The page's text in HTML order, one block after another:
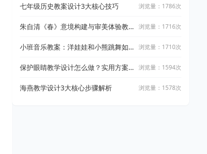
七年级历史教案设计3大核心技巧 浏览量：1786次
朱自清《春》意境构建与审美体验教
浏览量：1716次
小班音乐教案：洋娃娃和小熊跳舞如
浏览量：1710次
保护眼睛教学设计怎么做？实用方案
浏览量：1594次
海燕教学设计3大核心步骤解析 浏览量：1578次